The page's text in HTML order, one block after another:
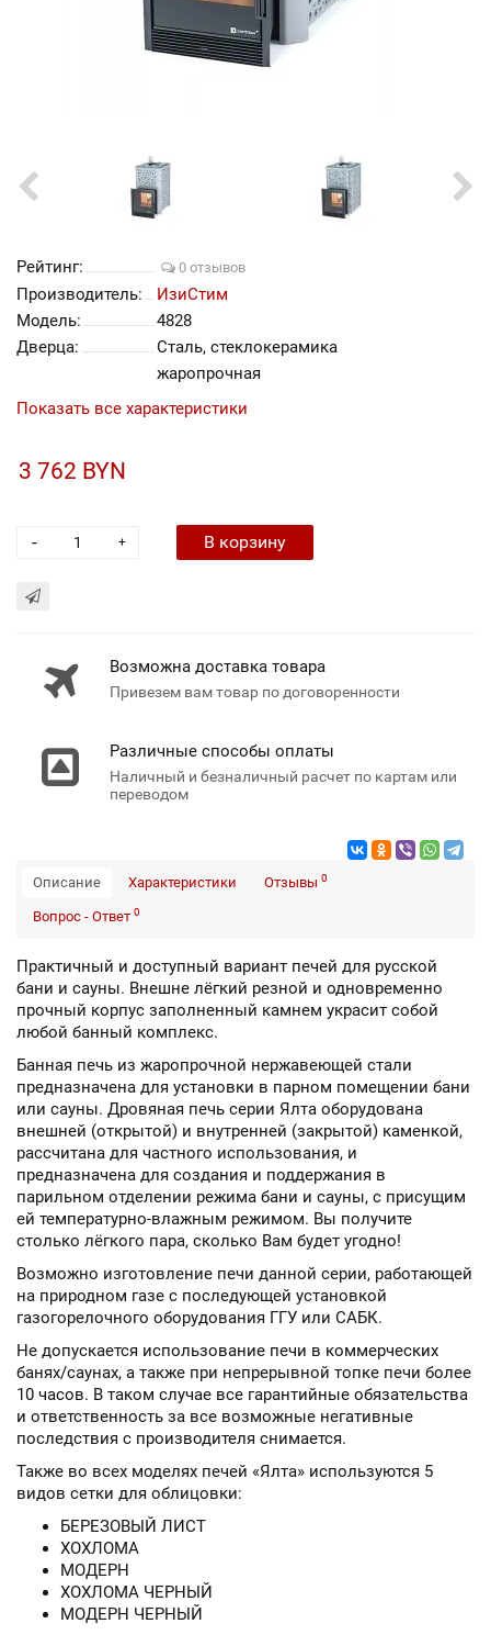
Рейтинг: 0 отзывов
Производитель:
ИзиСтим
Модель:
4828
Дверца:
Сталь, стеклокерамика
жаропрочная
Показать все характеристики
3 762 BYN
+
- В корзину
Возможна доставка товара
Привезем вам товар по договоренности
Различные способы оплаты
Наличный и безналичный расчет по картам или
переводом
Описание Характеристики Отзывы 0
Вопрос - Ответ 0
Практичный и доступный вариант печей для русской
бани и сауны. Внешне лёгкий резной и одновременно
прочный корпус заполненный камнем украсит собой
любой банный комплекс.
Банная печь из жаропрочной нержавеющей стали
предназначена для установки в парном помещении бани
или сауны. Дровяная печь серии Ялта оборудована
внешней (открытой) и внутренней (закрытой) каменкой,
рассчитана для частного использования, и
предназначена для создания и поддержания в
парильном отделении режима бани и сауны, с присущим
ей температурно-влажным режимом. Вы получите
столько лёгкого пара, сколько Вам будет угодно!
Возможно изготовление печи данной серии, работающей
на природном газе с последующей установкой
газогорелочного оборудования ГГУ или САБК.
Не допускается использование печи в коммерческих
банях/саунах, а также при непрерывной топке печи более
10 часов. В таком случае все гарантийные обязательства
и ответственность за все возможные негативные
последствия с производителя снимается.
Также во всех моделях печей «Ялта» используются 5
видов сетки для облицовки:
БЕРЕЗОВЫЙ ЛИСТ
ХОХЛОМА
МОДЕРН
ХОХЛОМА ЧЕРНЫЙ
МОДЕРН ЧЕРНЫЙ